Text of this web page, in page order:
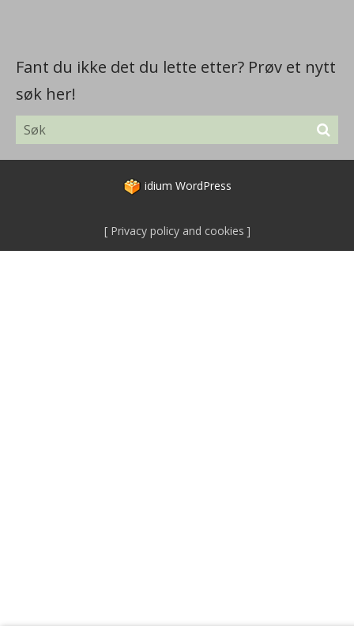
Fant du ikke det du lette etter? Prøv et nytt
søk her!
idium WordPress
Privacy policy and cookies